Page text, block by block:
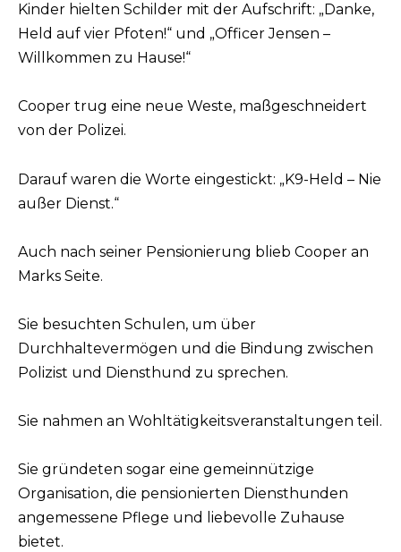
Kinder hielten Schilder mit der Aufschrift: „Danke,
Held auf vier Pfoten!“ und „Officer Jensen –
Willkommen zu Hause!“
Cooper trug eine neue Weste, maßgeschneidert
von der Polizei.
Darauf waren die Worte eingestickt: „K9-Held – Nie
außer Dienst.“
Auch nach seiner Pensionierung blieb Cooper an
Marks Seite.
Sie besuchten Schulen, um über
Durchhaltevermögen und die Bindung zwischen
Polizist und Diensthund zu sprechen.
Sie nahmen an Wohltätigkeitsveranstaltungen teil.
Sie gründeten sogar eine gemeinnützige
Organisation, die pensionierten Diensthunden
angemessene Pflege und liebevolle Zuhause
bietet.